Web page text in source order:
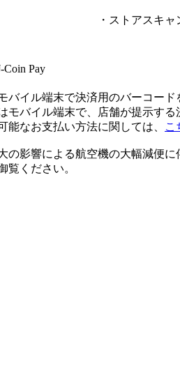
Coin Pay
・ストアスキャ
バイル端末で決済用のバーコー
モバイル端末で、店舗が提示す
能なお支払い方法に関しては、
こ
影響による航空機の大幅減便
覧ください。